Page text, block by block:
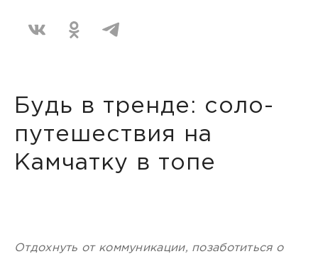
Будь в тренде: соло-
путешествия на
Камчатку в топе
Отдохнуть от коммуникации, позаботиться о